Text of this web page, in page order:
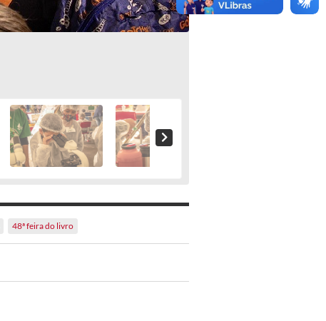
48ª feira do livro